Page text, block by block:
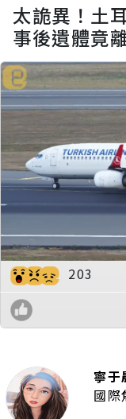
太詭異！土
事後遺體竟
203
寧于
國際